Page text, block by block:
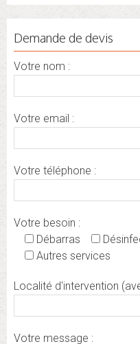
Demande de devis
Votre nom :
Votre email :
Votre téléphone :
Votre besoin :
Débarras
Autres services
Localité d'intervention
Votre message :